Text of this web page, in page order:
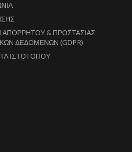
ΑΠΟΡΡΗΤΟΥ & ΠΡΟΣΤΑΣΙΑΣ
ΔΕΔΟΜΕΝΩΝ (GDPR)
ΙΣΤΟΤΟΠΟΥ